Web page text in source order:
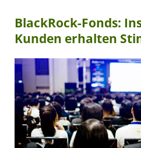
BlackRock-Fonds:
Kunden erhalten